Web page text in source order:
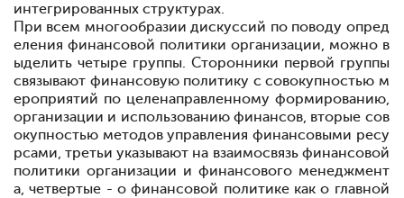
интегрированных структурах.
При всем многообразии дискуссий по поводу опред
еления финансовой политики организации, можно в
ыделить четыре группы. Сторонники первой группы
связывают финансовую политику с совокупностью м
ероприятий по целенаправленному формированию,
организации и использованию финансов, вторые сов
окупностью методов управления финансовыми ресу
рсами, третьиуказывают на взаимосвязь финансовой
политики организации и финансового менеджмент
а, четвертые - о финансовой политике как о главной